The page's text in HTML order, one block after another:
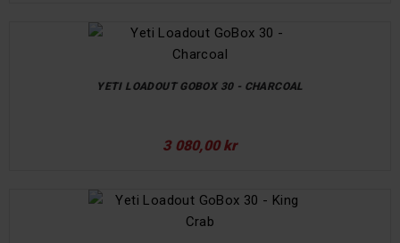
YETI LOADOUT GOBOX 30 - CHARCOAL
3 080,00 kr